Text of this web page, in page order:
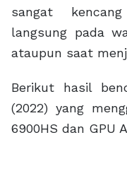
heatpipe, vapor
melepaskan
sangat cocok
Agar transfer
vapor chamber